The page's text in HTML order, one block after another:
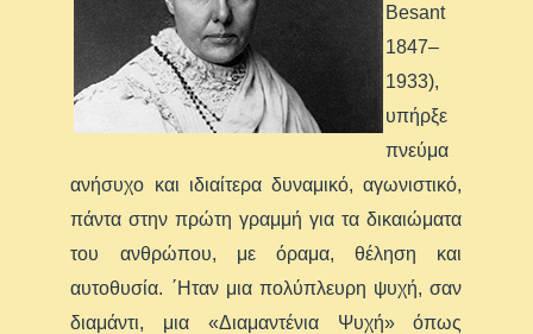
Besant
1847–
1933),
υπήρξε
πνεύμα
ανήσυχο και ιδιαίτερα δυναμικό, αγωνιστικό,
πάντα στην πρώτη γραμμή για τα δικαιώματα
του ανθρώπου, με όραμα, θέληση και
αυτοθυσία. ΄Ηταν μια πολύπλευρη ψυχή, σαν
διαμάντι, μια «Διαμαντένια Ψυχή» όπως